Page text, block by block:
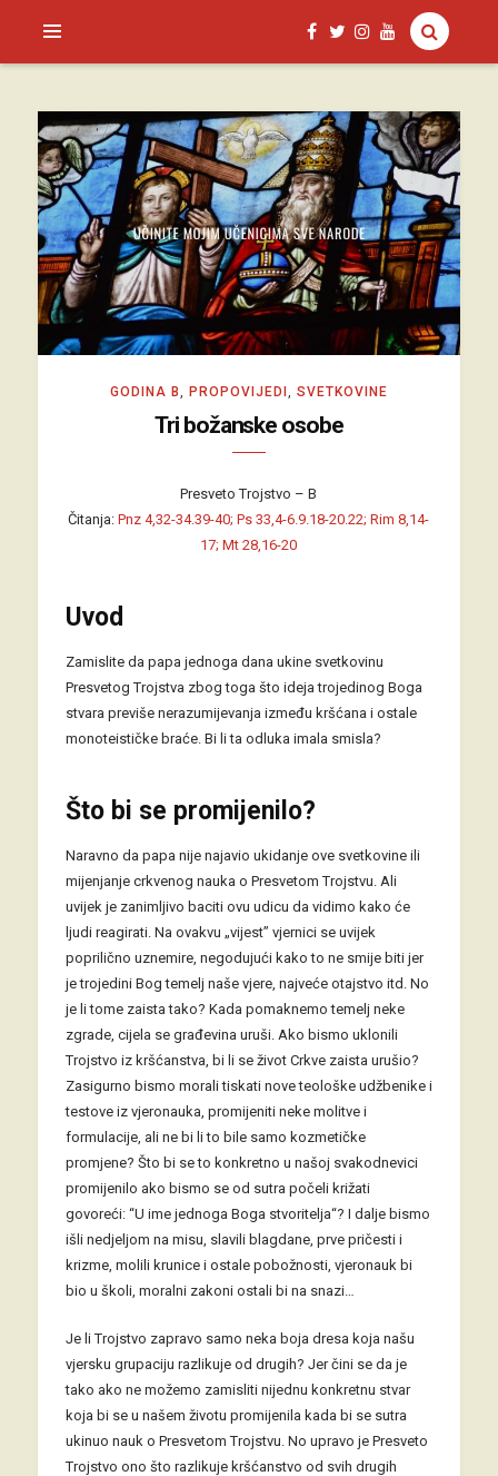
SAGUD.XYZ
GODINA B PROPOVIJEDI SVETKOVINE
Tri božanske osobe
Presveto Trojstvo – B
Čitanja:Pnz 4,32-34.39-40; Ps 33,4-6.9.18-20.22; Rim 8,14-
17; Mt 28,16-20
Uvod
Zamislite da papa jednoga dana ukine svetkovinu
Presvetog Trojstva zbog toga što ideja trojedinog Boga
stvara previše nerazumijevanja između kršćana i ostale
monoteističke braće. Bi li ta odluka imala smisla?
Što bi se promijenilo?
Naravno da papa nije najavio ukidanje ove svetkovine ili
mijenjanje crkvenog nauka o Presvetom Trojstvu. Ali
uvijek je zanimljivo baciti ovu udicu da vidimo kako će
ljudi reagirati. Na ovakvu „vijest” vjernici se uvijek
poprilično uznemire, negodujući kako to ne smije biti jer
je trojedini Bog temelj naše vjere, najveće otajstvo itd. No
je li tome zaista tako? Kada pomaknemo temelj neke
zgrade, cijela se građevina uruši. Ako bismo uklonili
Trojstvo iz kršćanstva, bi li se život Crkve zaista urušio?
Zasigurno bismo morali tiskati nove teološke udžbenike i
testove iz vjeronauka, promijeniti neke molitve i
formulacije, ali ne bi li to bile samo kozmetičke
promjene? Što bi se to konkretno u našoj svakodnevici
promijenilo ako bismo se od sutra počeli križati
govoreći: “U ime jednoga Boga stvoritelja“? I dalje bismo
išli nedjeljom na misu, slavili blagdane, prve pričesti i
krizme, molili krunice i ostale pobožnosti, vjeronauk bi
bio u školi, moralni zakoni ostali bi na snazi…
Je li Trojstvo zapravo samo neka boja dresa koja našu
vjersku grupaciju razlikuje od drugih? Jer čini se da je
tako ako ne možemo zamisliti nijednu konkretnu stvar
koja bi se u našem životu promijenila kada bi se sutra
ukinuo nauk o Presvetom Trojstvu. No upravo je Presveto
Trojstvo ono što razlikuje kršćanstvo od svih drugih